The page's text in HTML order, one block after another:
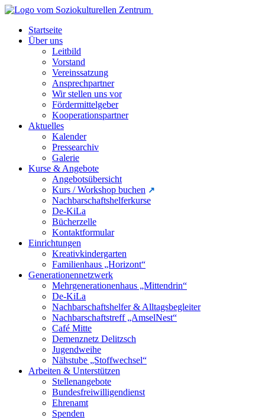
Startseite
Über uns
Leitbild
Vorstand
Vereinssatzung
Ansprechpartner
Wir stellen uns vor
Fördermittelgeber
Kooperationspartner
Aktuelles
Kalender
Pressearchiv
Galerie
Kurse & Angebote
Angebotsübersicht
Kurs / Workshop buchen
Nachbarschaftshelferkurse
De-KiLa
Bücherzelle
Kontaktformular
Einrichtungen
Kreativkindergarten
Familienhaus „Horizont“
Generationennetzwerk
Mehrgenerationenhaus „Mittendrin“
De-KiLa
Nachbarschaftshelfer & Alltagsbegleiter
Nachbarschaftstreff „AmselNest“
Café Mitte
Demenznetz Delitzsch
Jugendweihe
Nähstube „Stoffwechsel“
Arbeiten & Unterstützen
Stellenangebote
Bundesfreiwilligendienst
Ehrenamt
Spenden